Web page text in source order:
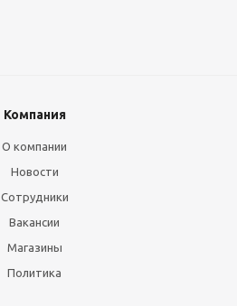
Компания
О компании
Новости
Сотрудники
Вакансии
Магазины
Политика